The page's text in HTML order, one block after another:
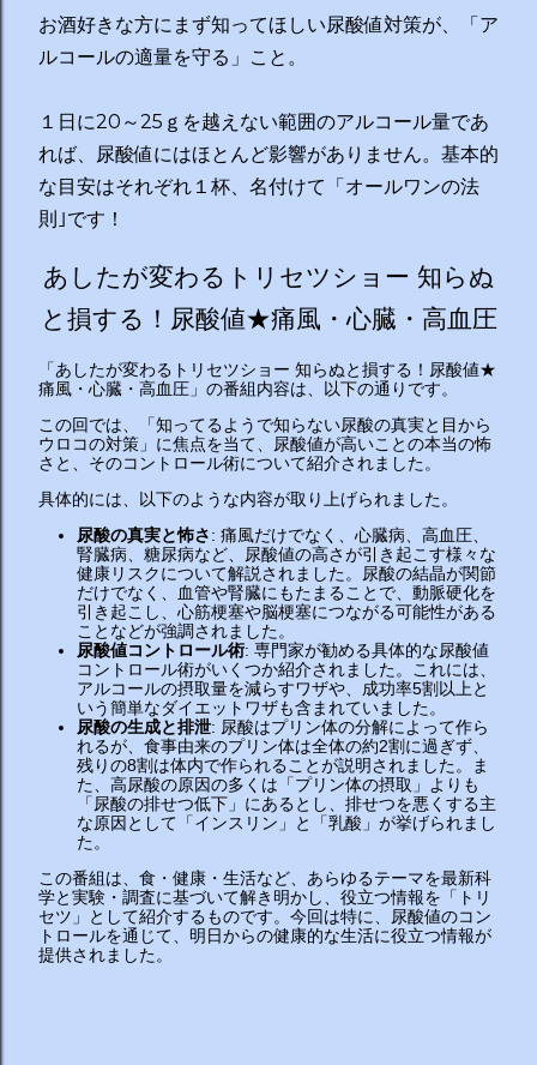
お酒好きな方にまず知ってほしい尿酸値対策が、「ア
ルコールの適量を守る」こと。
１日に20～25ｇを越えない範囲のアルコール量であ
れば、尿酸値にはほとんど影響がありません。基本的
な目安はそれぞれ１杯、名付けて「オールワンの法
則｣です！
あしたが変わるトリセツショー 知らぬ
と損する！尿酸値★痛風・心臓・高血圧
「あしたが変わるトリセツショー 知らぬと損する！尿酸値★
痛風・心臓・高血圧」の番組内容は、以下の通りです。
この回では、「知ってるようで知らない尿酸の真実と目から
ウロコの対策」に焦点を当て、尿酸値が高いことの本当の怖
さと、そのコントロール術について紹介されました。
具体的には、以下のような内容が取り上げられました。
尿酸の真実と怖さ: 痛風だけでなく、心臓病、高血圧、
腎臓病、糖尿病など、尿酸値の高さが引き起こす様々な
健康リスクについて解説されました。尿酸の結晶が関節
だけでなく、血管や腎臓にもたまることで、動脈硬化を
引き起こし、心筋梗塞や脳梗塞につながる可能性がある
ことなどが強調されました。
尿酸値コントロール術: 専門家が勧める具体的な尿酸値
コントロール術がいくつか紹介されました。これには、
アルコールの摂取量を減らすワザや、成功率5割以上と
いう簡単なダイエットワザも含まれていました。
尿酸の生成と排泄: 尿酸はプリン体の分解によって作ら
れるが、食事由来のプリン体は全体の約2割に過ぎず、
残りの8割は体内で作られることが説明されました。ま
た、高尿酸の原因の多くは「プリン体の摂取」よりも
「尿酸の排せつ低下」にあるとし、排せつを悪くする主
な原因として「インスリン」と「乳酸」が挙げられまし
た。
この番組は、食・健康・生活など、あらゆるテーマを最新科
学と実験・調査に基づいて解き明かし、役立つ情報を「トリ
セツ」として紹介するものです。今回は特に、尿酸値のコン
トロールを通じて、明日からの健康的な生活に役立つ情報が
提供されました。